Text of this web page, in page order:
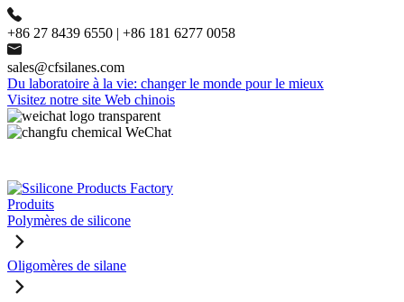
+86 27 8439 6550 | +86 181 6277 0058
sales@cfsilanes.com
Du laboratoire à la vie: changer le monde pour le mieux
Visitez notre site Web chinois
Produits
Polymères de silicone
Oligomères de silane